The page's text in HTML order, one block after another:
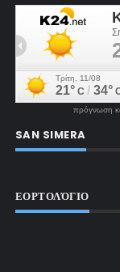
πρόγνωση
SAN SIMERA
ΕΟΡΤΟΛΌΓΙΟ